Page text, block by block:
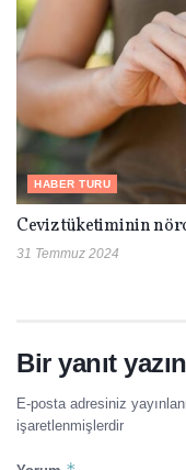
HABER TURU
Ceviz tüketiminin
31 Temmuz 2024
Bir yanıt yazın
E-posta adresiniz
işaretlenmişlerdir